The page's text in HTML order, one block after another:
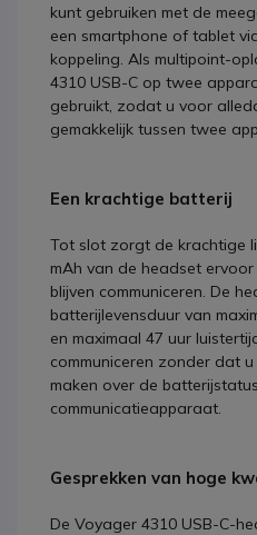
kunt gebruiken met de
een smartphone of tablet
koppeling. Als multipoint-
4310 USB-C op twee
gebruikt, zodat u voor
gemakkelijk tussen twee
Een krachtige batterij
Tot slot zorgt de krachtige
mAh van de headset
blijven communiceren. De
batterijlevensduur van
en maximaal 47 uur
communiceren zonder dat
maken over de
communicatieapparaat.
Gesprekken van hoge
De Voyager 4310 USB-C-